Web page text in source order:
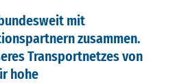
mit
zusammen.
Transportnetzes von
hohe